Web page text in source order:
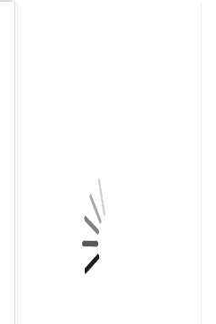
MT2
265/75 R16